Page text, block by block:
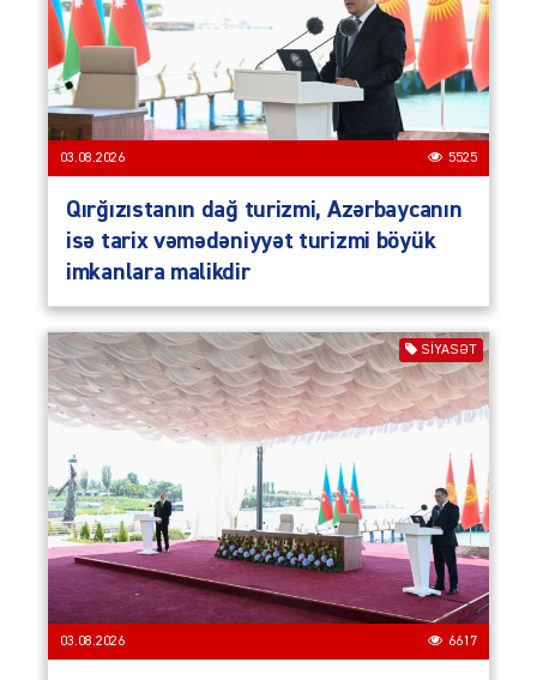
03.08.2026 5525
Qırğızıstanın dağ turizmi, Azərbaycanın
isə tarix vəmədəniyyət turizmi böyük
imkanlara malikdir
SIYASƏT
03.08.2026 6617